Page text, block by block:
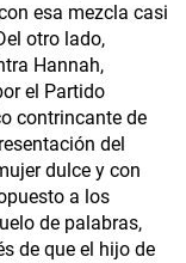
esa mezcla casi
otro lado,
Hannah,
el Partido
contrincante de
del
dulce y con
a los
de palabras,
de que el hijo de